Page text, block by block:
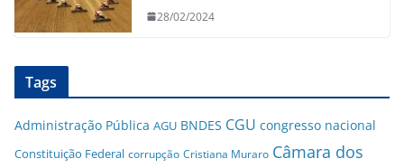
28/02/2024
Tags
Administração Pública AGU BNDES CGU congresso nacional
Constituição Federal corrupção Cristiana Muraro Câmara dos